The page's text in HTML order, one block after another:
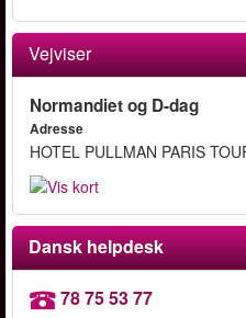
Vejviser
Normandiet og D-dag
Adresse
HOTEL PULLMAN PARIS
Dansk helpdesk
78 75 53 77